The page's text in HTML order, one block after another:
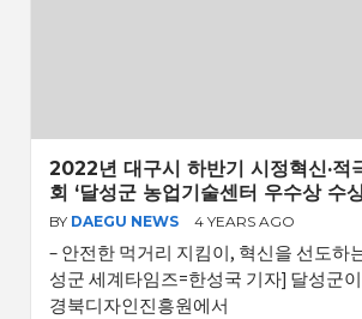
2022년 대구시 하반기 시정혁신·적
회 ‘달성군 농업기술센터 우수상 수
BY DAEGU NEWS 4 YEARS AGO
– 안전한 먹거리 지킴이, 혁신을 선도하
성군 세계타임즈=한성국 기자] 달성군
경북디자인진흥원에서